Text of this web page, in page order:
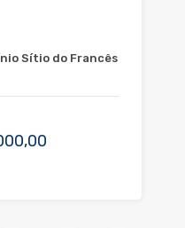
Sítio do Francês